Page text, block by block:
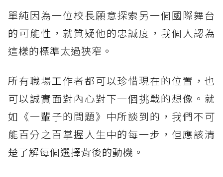
單純因為一位校長願意探索另一個國際舞台
的可能性，就質疑他的忠誠度，我個人認為
這樣的標準太過狹窄。
所有職場工作者都可以珍惜現在的位置，也
可以誠實面對內心對下一個挑戰的想像。就
如《一輩子的問題》中所談到的，我們不可
能百分之百掌握人生中的每一步，但應該清
楚了解每個選擇背後的動機。